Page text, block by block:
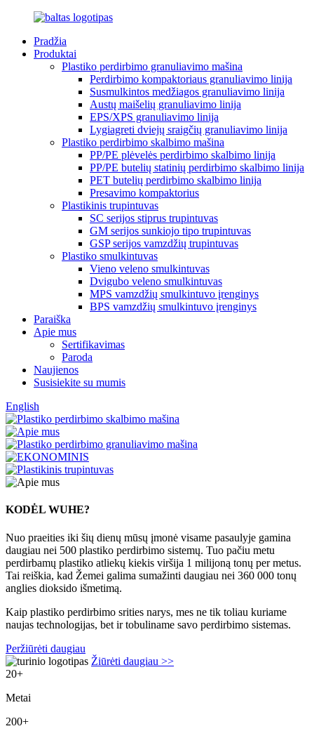
Pradžia
Produktai
Plastiko perdirbimo granuliavimo mašina
Perdirbimo kompaktoriaus granuliavimo linija
Susmulkintos medžiagos granuliavimo linija
Austų maišelių granuliavimo linija
EPS/XPS granuliavimo linija
Lygiagreti dviejų sraigčių granuliavimo linija
Plastiko perdirbimo skalbimo mašina
PP/PE plėvelės perdirbimo skalbimo linija
PP/PE butelių statinių perdirbimo skalbimo linija
PET butelių perdirbimo skalbimo linija
Presavimo kompaktorius
Plastikinis trupintuvas
SC serijos stiprus trupintuvas
GM serijos sunkiojo tipo trupintuvas
GSP serijos vamzdžių trupintuvas
Plastiko smulkintuvas
Vieno veleno smulkintuvas
Dvigubo veleno smulkintuvas
MPS vamzdžių smulkintuvo įrenginys
BPS vamzdžių smulkintuvo įrenginys
Paraiška
Apie mus
Sertifikavimas
Paroda
Naujienos
Susisiekite su mumis
English
KODĖL WUHE?
Nuo praeities iki šių dienų mūsų įmonė visame pasaulyje gamina
daugiau nei 500 plastiko perdirbimo sistemų. Tuo pačiu metu
perdirbamų plastiko atliekų kiekis viršija 1 milijoną tonų per metus.
Tai reiškia, kad Žemei galima sumažinti daugiau nei 360 000 tonų
anglies dioksido išmetimą.
Kaip plastiko perdirbimo srities narys, mes ne tik toliau kuriame
naujas technologijas, bet ir tobuliname savo perdirbimo sistemas.
Peržiūrėti daugiau
Žiūrėti daugiau >>
20+
Metai
200+